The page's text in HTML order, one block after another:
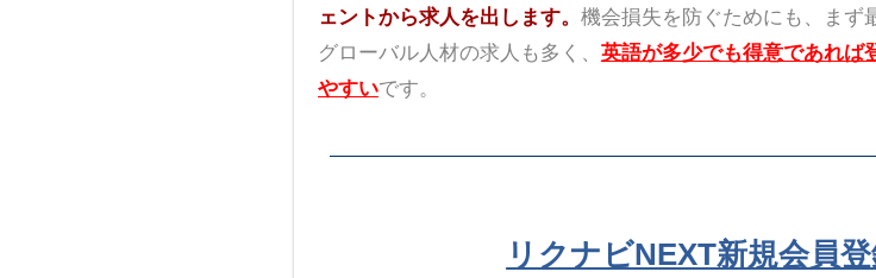
ェントから求人を出します。 機会損失を防ぐためにも、まず
グローバル人材の求人も多く、 英語が多少でも得意であれば
やすいです。
リクナビNEXT新規会員